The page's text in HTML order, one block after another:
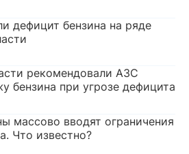
дефицит бензина на ряде
рекомендовали АЗС
бензина при угрозе дефицита
массово вводят ограничения
Что известно?